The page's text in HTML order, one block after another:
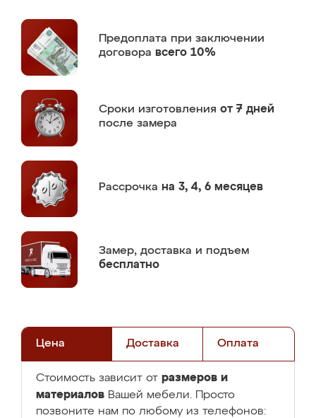
Предоплата при заключении
договора всего 10%
Сроки изготовления от 7 дней
после замера
Рассрочка на 3, 4, 6 месяцев
Замер, доставка и подъем
бесплатно
Цена Доставка Оплата
Стоимость зависит от размеров и
материалов Вашей мебели. Просто
позвоните нам по любому из телефонов: